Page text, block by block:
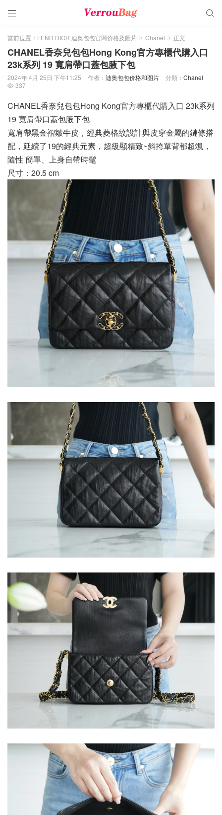
 
當前位置： FEND DIOR 迪奥包包官网价格及圖片 > Chanel > 正文
CHANEL香奈兒包包Hong Kong官方專櫃代購入口
23k系列 19 寬肩帶口蓋包腋下包
2024年 4月 25日 下午11:25 作者： 迪奥包包价格和图片 分類： Chanel
 337
CHANEL香奈兒包包Hong Kong官方專櫃代購入口 23k系列
19 寬肩帶口蓋包腋下包
寬肩帶黑金褶皺牛皮，經典菱格紋設計與皮穿金屬的鏈條搭
配，延續了19的經典元素，超級顯精致~斜挎單背都超颯，
隨性 簡單、上身自帶時髦
尺寸：20.5 cm